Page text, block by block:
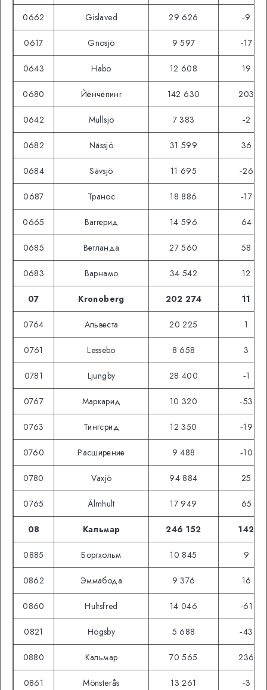
0662 Gislaved 29 626 ‑9
0617 Gnosjö 9 597 ‑17
0643 Habo 12 608 19
0680 Йёнчёпинг 142 630 203
0642 Mullsjö 7 383 ‑2
0682 Nässjö 31 599 36
0684 Sävsjö 11 695 ‑26
0687 Транос 18 886 ‑17
0665 Ваггерид 14 596 64
0685 Ветланда 27 560 58
0683 Варнамо 34 542 12
07 Kronoberg 202 274 11
0764 Альвеста 20 225 1
0761 Lessebo 8 658 3
0781 Ljungby 28 400 ‑1
0767 Маркарид 10 320 ‑53
0763 Тингсрид 12 350 ‑19
0760 Расширение 9 488 ‑10
0780 Växjö 94 884 25
0765 Älmhult 17 949 65
08 Кальмар 246 152 142
0885 Боргхольм 10 845 9
0862 Эммабода 9 376 16
0860 Hultsfred 14 046 ‑61
0821 Högsby 5 688 ‑43
0880 Кальмар 70 565 236
0861 Mönsterås 13 261 ‑3